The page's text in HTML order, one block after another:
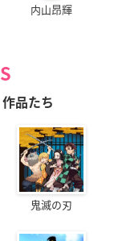
内山昂輝
品たち
鬼滅の刃